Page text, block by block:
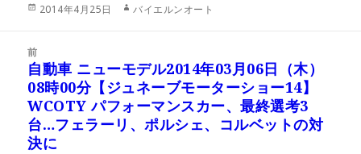
投
2014年4月25日
作
バイエルンオート
前
前
の
投
稿:
自動車 ニューモデル2014年03月06日（木）
08時00分【ジュネーブモーターショー14】
WCOTY パフォーマンスカー、最終選考3
台…フェラーリ、ポルシェ、コルベットの対
決に